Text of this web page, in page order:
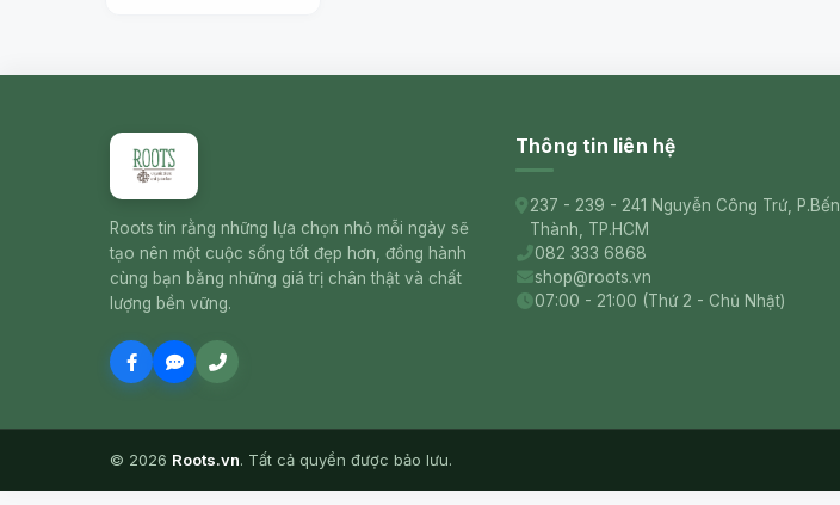
Roots tin rằng những lựa chọn nhỏ mỗi ngày sẽ
tạo nên một cuộc sống tốt đẹp hơn, đồng hành
cùng bạn bằng những giá trị chân thật và chất
lượng bền vững.
Thông tin liên hệ
237 - 239 - 241 Nguyễn Công Trứ, P.Bến
Thành, TP.HCM
082 333 6868
shop@roots.vn
07:00 - 21:00 (Thứ 2 - Chủ Nhật)
© 2026 Roots.vn. Tất cả quyền được bảo lưu.